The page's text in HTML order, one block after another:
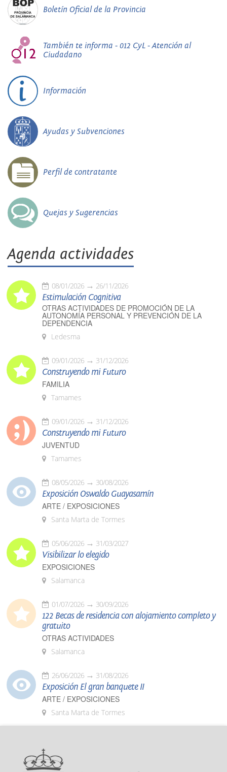
Boletín Oficial de la Provincia
También te informa - 012 CyL - Atención al
Ciudadano
Información
Ayudas y Subvenciones
Perfil de contratante
Quejas y Sugerencias
Agenda actividades
08/01/2026 26/11/2026
Estimulación Cognitiva
OTRAS ACTIVIDADES DE PROMOCIÓN DE LA
AUTONOMÍA PERSONAL Y PREVENCIÓN DE LA
DEPENDENCIA
Ledesma
09/01/2026 31/12/2026
Construyendo mi Futuro
FAMILIA
Tamames
09/01/2026 31/12/2026
Construyendo mi Futuro
JUVENTUD
Tamames
08/05/2026 30/08/2026
Exposición Oswaldo Guayasamín
ARTE / EXPOSICIONES
Santa Marta de Tormes
05/06/2026 31/03/2027
Visibilizar lo elegido
EXPOSICIONES
Salamanca
01/07/2026 30/09/2026
122 Becas de residencia con alojamiento completo y
gratuito
OTRAS ACTIVIDADES
Salamanca
26/06/2026 31/08/2026
Exposición El gran banquete II
ARTE / EXPOSICIONES
Santa Marta de Tormes